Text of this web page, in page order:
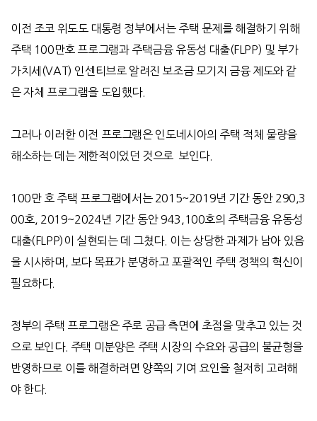
이전 조코 위도도 대통령 정부에서는 주택 문제를 해결하기 위해
주택 100만호 프로그램과 주택금융 유동성 대출(FLPP) 및 부가
가치세 (VAT) 인센티브로 알려진 보조금 모기지 금융 제도와 같
은 자체 프로그램을 도입했다.
그러나 이러한 이전 프로그램은 인도네시아의 주택 적체 물량을
해소하는 데는 제한적이었던 것으로
보인다.
100만 호 주택 프로그램에서는 2015~2019년 기간 동안 290,3
00호, 2019~2024년 기간 동안 943,100호의 주택금융 유동성
대출(FLPP)이 실현되는 데 그쳤다. 이는 상당한 과제가 남아 있음
을 시사하며, 보다 목표가 분명하고 포괄적인 주택 정책의 혁신이
필요하다.
정부의 주택 프로그램은 주로 공급 측면에 초점을 맞추고 있는 것
으로 보인다. 주택 미분양은 주택 시장의 수요와 공급의 불균형을
반영하므로 이를 해결하려면 양쪽의 기여 요인을 철저히 고려해
야 한다.